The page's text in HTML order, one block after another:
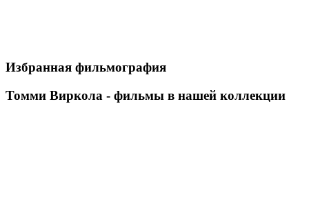
Избранная фильмография
Томми Виркола - фильмы в нашей коллекции